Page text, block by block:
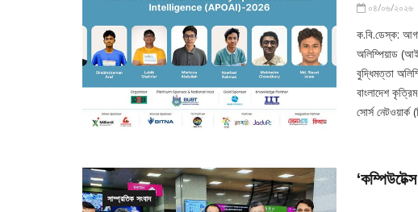
০৪/০৬/২০২৬
ক.বি.ডেস্ক:
অলিম্পিয়াড
বুদ্ধিমত্তা
বাংলাদেশ
সোর্স
সাম্প্রতিক সংবাদ